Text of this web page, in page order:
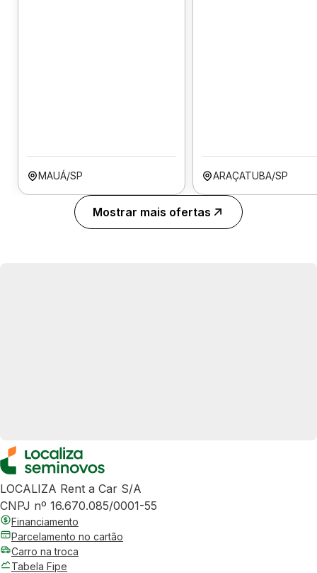
MAUÁ/SP ARAÇATUBA/SP
Mostrar mais ofertas
LOCALIZA Rent a Car S/A
CNPJ nº 16.670.085/0001-55
Financiamento
Parcelamento no cartão
Carro na troca
Tabela Fipe